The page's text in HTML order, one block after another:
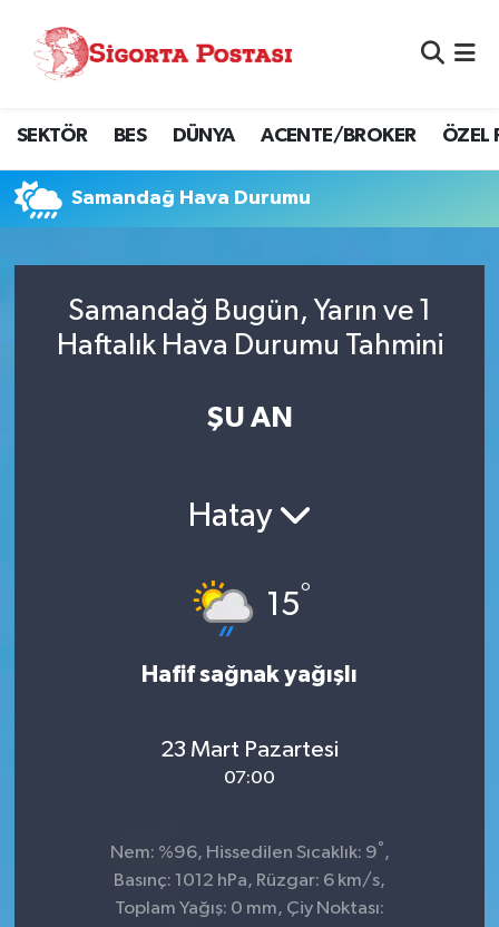
SEKTÖR BES DÜNYA ACENTE/BROKER ÖZEL
Samandağ Hava Durumu
Samandağ Bugün, Yarın ve 1
Haftalık Hava Durumu Tahmini
ŞU AN
Hatay
15°
Hafif sağnak yağışlı
23 Mart Pazartesi
07:00
Nem: %96, Hissedilen Sıcaklık: 9° ,
Basınç: 1012 hPa, Rüzgar: 6 km/s,
Toplam Yağış: 0 mm, Çiy Noktası:
Nöbetçi Eczaneler
Hava Durumu
Namaz Vakitleri
Süper Lig Puan Durumu ve Fikstür
Son Dakika Haberleri